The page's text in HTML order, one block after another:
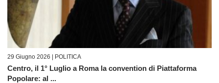
29 Giugno 2026 | POLITICA
Centro, il 1° Luglio a Roma la convention di Piattaforma
Popolare: al ...